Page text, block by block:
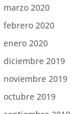
marzo 2020
febrero 2020
enero 2020
diciembre 2019
noviembre 2019
octubre 2019